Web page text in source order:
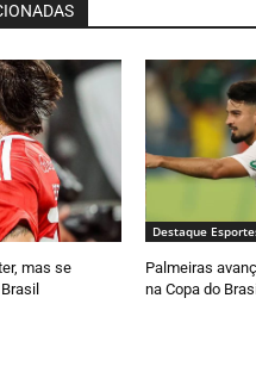
mas se
Destaque
Palmeiras
na Copa do